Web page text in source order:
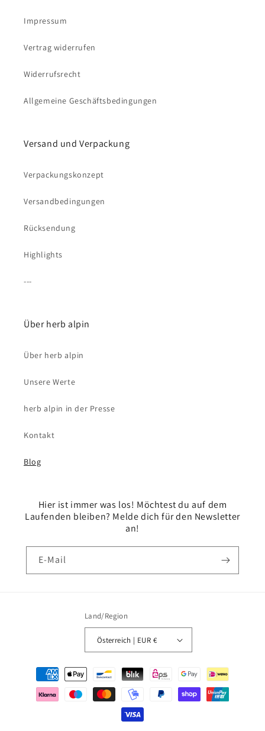
Impressum
Vertrag widerrufen
Widerrufsrecht
Allgemeine Geschäftsbedingungen
Versand und Verpackung
Verpackungskonzept
Versandbedingungen
Rücksendung
Highlights
---
Über herb alpin
Über herb alpin
Unsere Werte
herb alpin in der Presse
Kontakt
Blog
Hier ist immer was los! Möchtest du auf dem
Laufenden bleiben? Melde dich für den Newsletter
an!
E-Mail
Land/Region
Österreich | EUR €
Zahlungsmethoden